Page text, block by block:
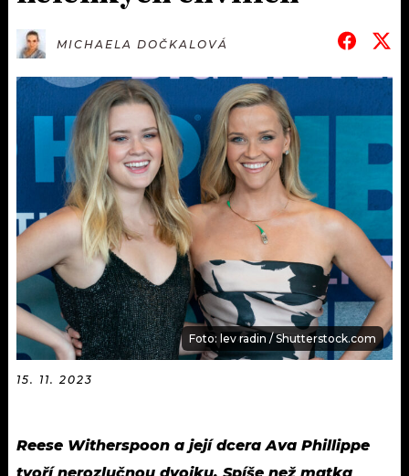
ROZHOVORY
KALENDÁŘ
KVÍZY
TRENDY
KULTURA
MIX
OSTATNÍ
RÁDIO
APLIKACE
PROGRAM
PLAYLIST
JAK NALADIT
SOUTĚŽE
MICHAELA DOČKALOVÁ
Foto: lev radin / Shutterstock.com
15. 11. 2023
Reese Witherspoon a její dcera Ava Phillippe